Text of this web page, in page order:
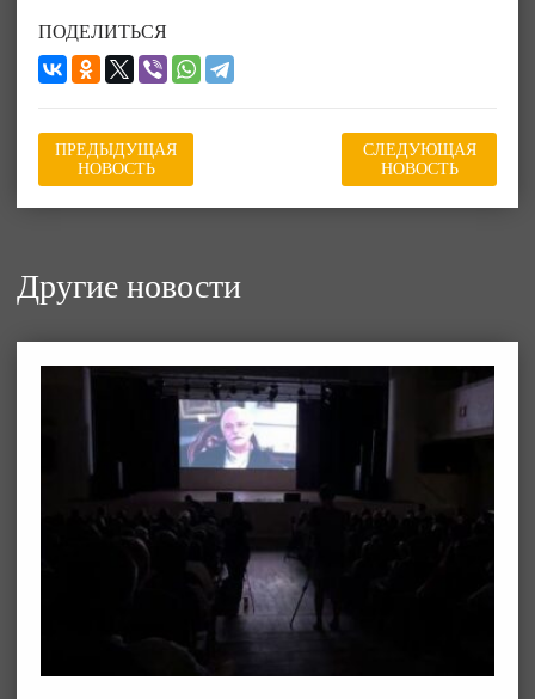
ПОДЕЛИТЬСЯ
ПРЕДЫДУЩАЯ
НОВОСТЬ
СЛЕДУЮЩАЯ
НОВОСТЬ
Другие новости